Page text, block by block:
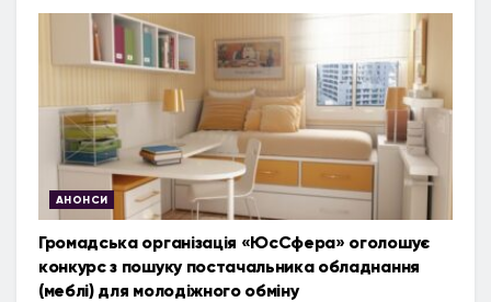
АНОНСИ
Громадська організація «ЮсСфера» оголошує
конкурс з пошуку постачальника обладнання
(меблі) для молодіжного обміну